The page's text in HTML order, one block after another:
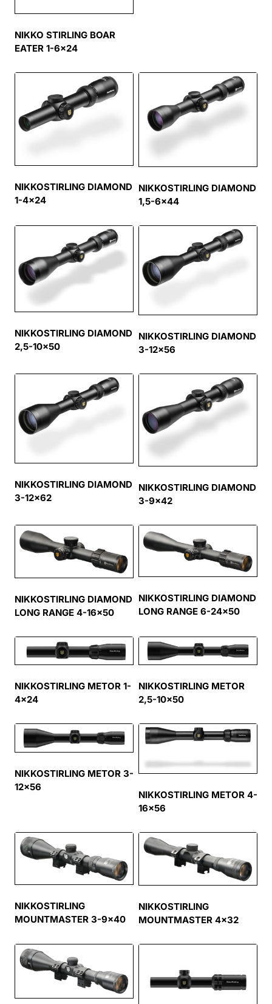
NIKKO STIRLING BOAR
EATER 1-6×24
NIKKOSTIRLING DIAMOND
1-4×24
NIKKOSTIRLING DIAMOND
1,5-6×44
NIKKOSTIRLING DIAMOND
2,5-10×50
NIKKOSTIRLING DIAMOND
3-12×56
NIKKOSTIRLING DIAMOND
3-12×62
NIKKOSTIRLING DIAMOND
3-9×42
NIKKOSTIRLING DIAMOND
LONG RANGE 4-16×50
NIKKOSTIRLING DIAMOND
LONG RANGE 6-24×50
NIKKOSTIRLING METOR 1-
4×24
NIKKOSTIRLING METOR
2,5-10×50
NIKKOSTIRLING METOR 3-
12×56
NIKKOSTIRLING METOR 4-
16×56
NIKKOSTIRLING
MOUNTMASTER 3-9×40
NIKKOSTIRLING
MOUNTMASTER 4×32